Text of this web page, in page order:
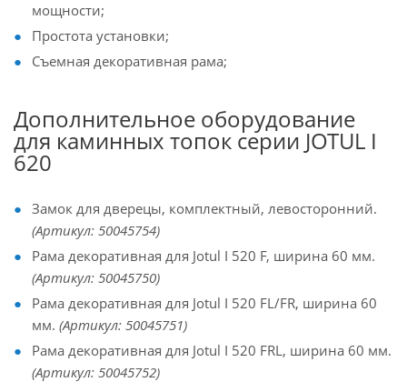
мощности;
Простота установки;
Съемная декоративная рама;
Дополнительное оборудование
для каминных топок серии JOTUL I
620
Замок для дверецы, комплектный, левосторонний.
(Артикул: 50045754)
Рама декоративная для Jotul I 520 F, ширина 60 мм.
(Артикул: 50045750)
Рама декоративная для Jotul I 520 FL/FR, ширина 60
мм. (Артикул: 50045751)
Рама декоративная для Jotul I 520 FRL, ширина 60 мм.
(Артикул: 50045752)